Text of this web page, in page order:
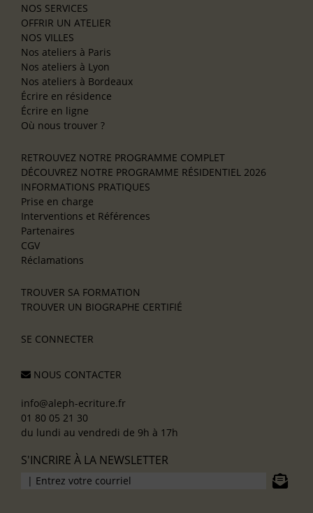
NOS SERVICES
OFFRIR UN ATELIER
NOS VILLES
Nos ateliers à Paris
Nos ateliers à Lyon
Nos ateliers à Bordeaux
Écrire en résidence
Écrire en ligne
Où nous trouver ?
RETROUVEZ NOTRE PROGRAMME COMPLET
DÉCOUVREZ NOTRE PROGRAMME RÉSIDENTIEL 2026
INFORMATIONS PRATIQUES
Prise en charge
Interventions et Références
Partenaires
CGV
Réclamations
TROUVER SA FORMATION
TROUVER UN BIOGRAPHE CERTIFIÉ
SE CONNECTER
NOUS CONTACTER
info@aleph-ecriture.fr
01 80 05 21 30
du lundi au vendredi de 9h à 17h
S'INCRIRE À LA NEWSLETTER